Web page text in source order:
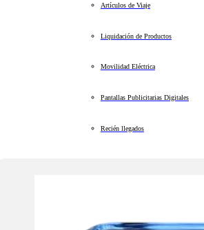
Artículos de Viaje
Liquidación de Productos
Movilidad Eléctrica
Pantallas Publicitarias Digitales
Recién llegados